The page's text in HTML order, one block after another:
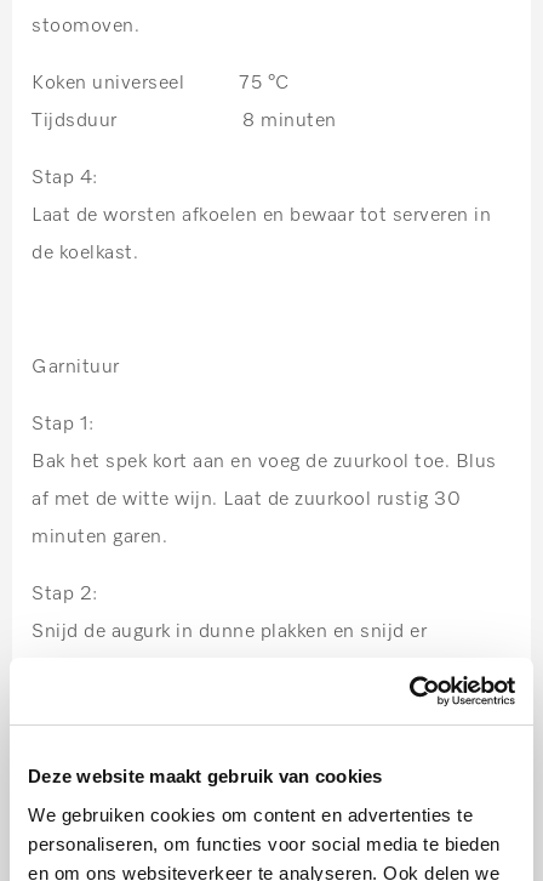
Deze website maakt gebruik van cookies
We gebruiken cookies om content en advertenties te
personaliseren, om functies voor social media te bieden
en om ons websiteverkeer te analyseren. Ook delen we
stoomoven.
Koken universeel 75 °C
Tijdsduur 8 minuten
Stap 4:
Laat de worsten afkoelen en bewaar tot serveren in
de koelkast.
Garnituur
Stap 1:
Bak het spek kort aan en voeg de zuurkool toe. Blus
af met de witte wijn. Laat de zuurkool rustig 30
minuten garen.
Stap 2:
Snijd de augurk in dunne plakken en snijd er
Serveren
Stap 1: